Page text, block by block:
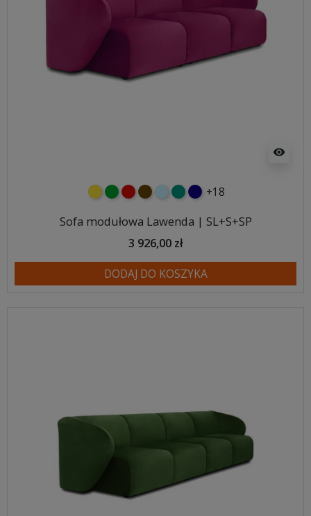
visibility
żółtyzielonyczerwony
czekoladowy
błękitnyturkusowy
granatowy
+18
Sofa modułowa Lawenda | SL+S+SP
3 926,00 zł
DODAJ DO KOSZYKA